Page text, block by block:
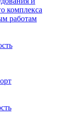
комплекса
работам